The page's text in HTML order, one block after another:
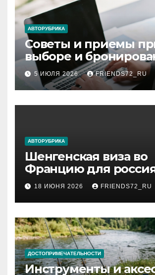
АВТОРУБРИКА
Советы и приемы
выборе и
авиабилетов
5 ИЮЛЯ 2026 FRIENDS72_RU
АВТОРУБРИКА
Шенгенская виза во
Францию для
2026 году: сроки от 3
и список
документов
18 ИЮНЯ 2026 FRIENDS72_RU
ДОСТОПРИМЕЧАТЕЛЬНОСТИ
Инструменты и